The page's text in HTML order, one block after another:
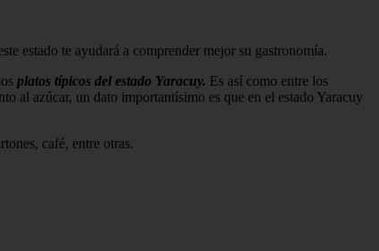
estado te ayudará a comprender mejor su gastronomía.
platos típicos del estado Yaracuy. Es así como entre los
al azúcar, un dato importantísimo es que en el estado Yaracuy
café, entre otras.